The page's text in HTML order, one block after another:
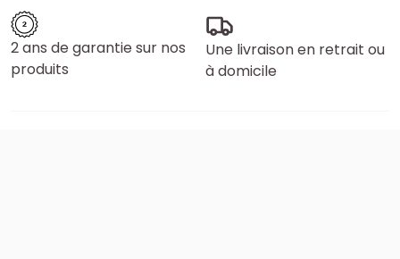
2 ans de garantie sur nos
produits
Une livraison en retrait ou
à domicile